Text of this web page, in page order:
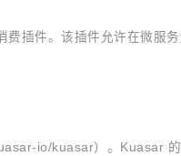
插件。该插件允许在微服
io/kuasar）。Kuasar